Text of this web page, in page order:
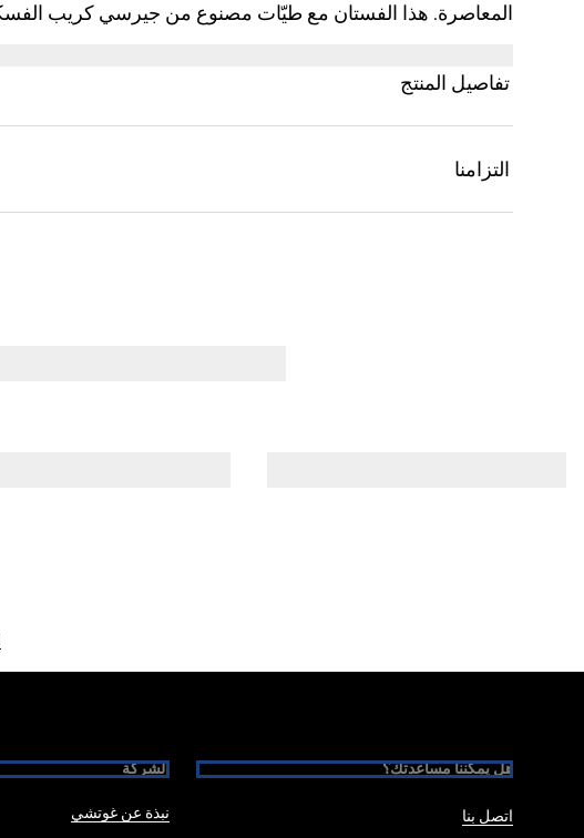
المعاصرة. هذا الفستان مع طيّات مصنوع من جيرسي كريب
تفاصيل المنتج
التزامنا
هل يمكننا مساعدتك؟
اتصل بنا
الشركة
نبذة عن غوتشي